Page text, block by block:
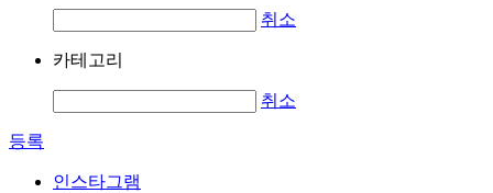
취소
카테고리
취소
등록
인스타그램